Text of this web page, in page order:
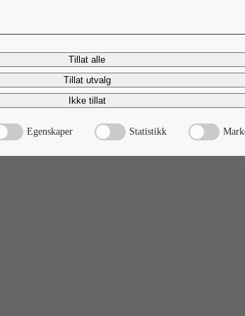
Tillat alle
Tillat utvalg
Ikke tillat
Egenskaper Statistikk